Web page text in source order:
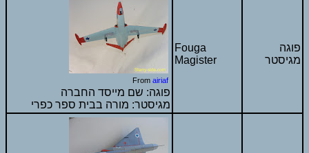
From airiaf
פוגה: שם מייסד החברה
מגיסטר: מורה בבית ספר כפרי
Fouga
Magister
פוגה
מגיסטר